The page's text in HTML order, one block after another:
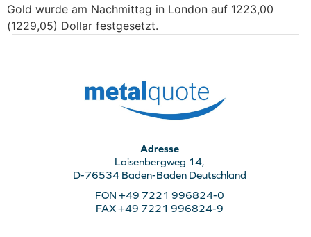
Gold wurde am Nachmittag in London auf 1223,00
(1229,05) Dollar festgesetzt.
Adresse
Laisenbergweg 14,
D-76534 Baden-Baden Deutschland
FON +49 7221 996824-0
FAX +49 7221 996824-9